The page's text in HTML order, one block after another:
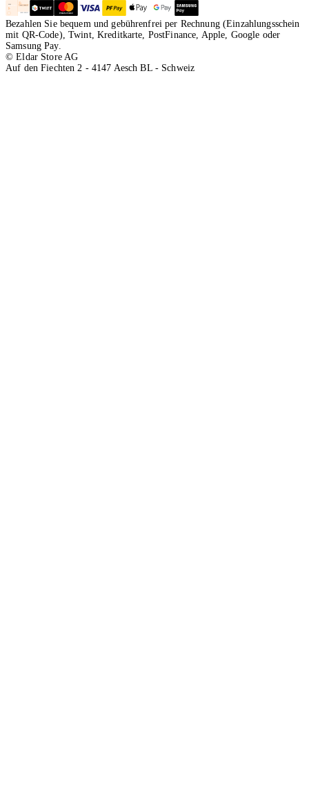
Bezahlen Sie bequem und gebührenfrei per Rechnung (Einzahlungsschein
mit QR-Code), Twint, Kreditkarte, PostFinance, Apple, Google oder
Samsung Pay.
© Eldar Store AG
Auf den Fiechten 2 - 4147 Aesch BL - Schweiz